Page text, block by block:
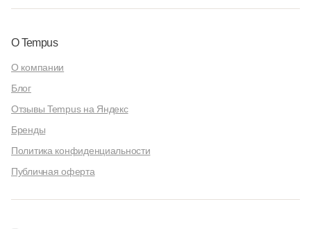
О Tempus
О компании
Блог
Отзывы Tempus на Яндекс
Бренды
Политика конфиденциальности
Публичная оферта